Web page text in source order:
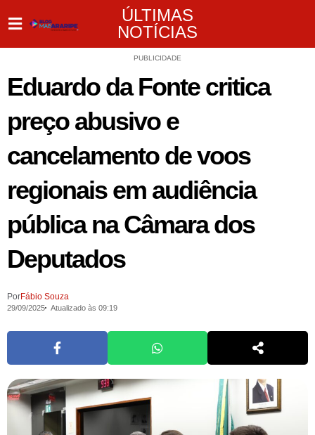
ÚLTIMAS
NOTÍCIAS
PUBLICIDADE
Eduardo da Fonte critica
preço abusivo e
cancelamento de voos
regionais em audiência
pública na Câmara dos
Deputados
PorFábio Souza
29/09/2025 Atualizado às 09:19